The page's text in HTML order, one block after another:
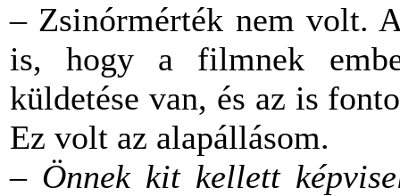
– Zsinórmérték nem volt.
is, hogy a filmnek
küldetése van, és az is
Ez volt az alapállásom.
– Önnek kit kellett